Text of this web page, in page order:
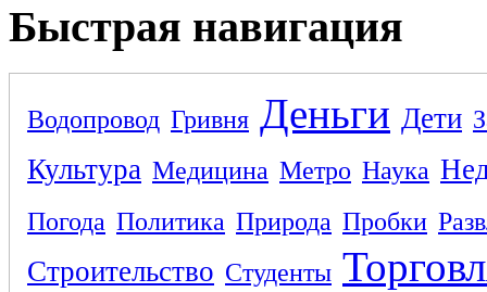
Быстрая навигация
Водопровод Гривня Деньги Дети
Культура Медицина Метро Наука
Погода Политика Природа Пробки
Строительство Студенты